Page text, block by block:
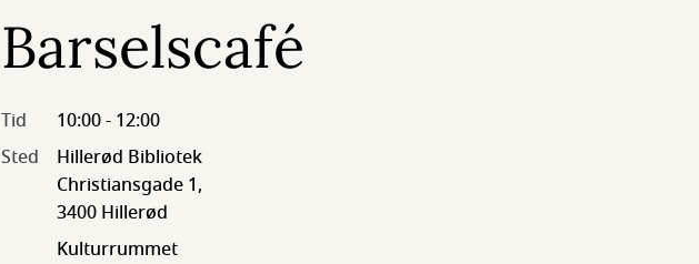
Barselscafé
Tid
10:00 - 12:00
Sted
Hillerød Bibliotek
Christiansgade 1,
3400 Hillerød
Kulturrummet